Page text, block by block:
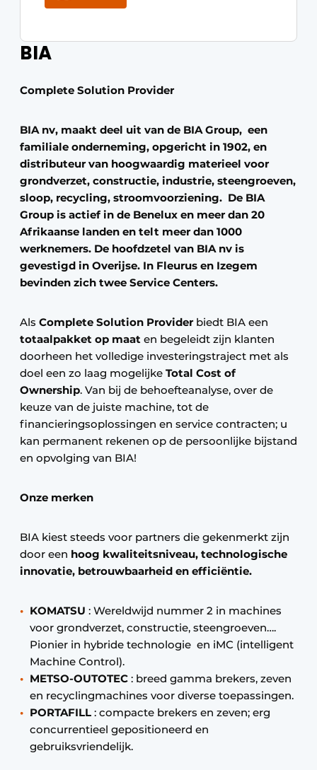
BIA
Complete Solution Provider
BIA nv, maakt deel uit van de BIA Group, een
familiale onderneming, opgericht in 1902, en
distributeur van hoogwaardig materieel voor
grondverzet, constructie, industrie, steengroeven,
sloop, recycling, stroomvoorziening. De BIA
Group is actief in de Benelux en meer dan 20
Afrikaanse landen en telt meer dan 1000
werknemers. De hoofdzetel van BIA nv is
gevestigd in Overijse. In Fleurus en Izegem
bevinden zich twee Service Centers.
Als Complete Solution Provider biedt BIA een
totaalpakket op maat en begeleidt zijn klanten
doorheen het volledige investeringstraject met als
doel een zo laag mogelijke Total Cost of
Ownership. Van bij de behoefteanalyse, over de
keuze van de juiste machine, tot de
financieringsoplossingen en service contracten; u
kan permanent rekenen op de persoonlijke bijstand
en opvolging van BIA!
Onze merken
BIA kiest steeds voor partners die gekenmerkt zijn
door een hoog kwaliteitsniveau, technologische
innovatie, betrouwbaarheid en efficiëntie.
KOMATSU : Wereldwijd nummer 2 in machines
voor grondverzet, constructie, steengroeven….
Pionier in hybride technologie en iMC (intelligent
Machine Control).
METSO-OUTOTEC : breed gamma brekers, zeven
en recyclingmachines voor diverse toepassingen.
PORTAFILL : compacte brekers en zeven; erg
concurrentieel gepositioneerd en
gebruiksvriendelijk.